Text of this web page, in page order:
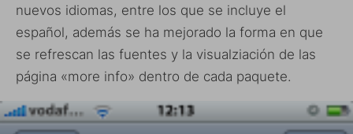
nuevos idiomas, entre los que se incluye el
español, además se ha mejorado la forma en que
se refrescan las fuentes y la visualziación de las
página «more info» dentro de cada paquete.